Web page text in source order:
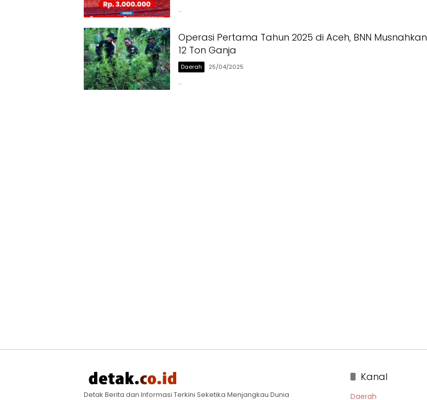
…
Operasi Pertama Tahun 2025 di Aceh, BNN Musnahkan
12 Ton Ganja
Daerah 25/04/2025
…
Detak Berita dan Informasi Terkini Seketika Menjangkau Dunia
Kanal
Daerah